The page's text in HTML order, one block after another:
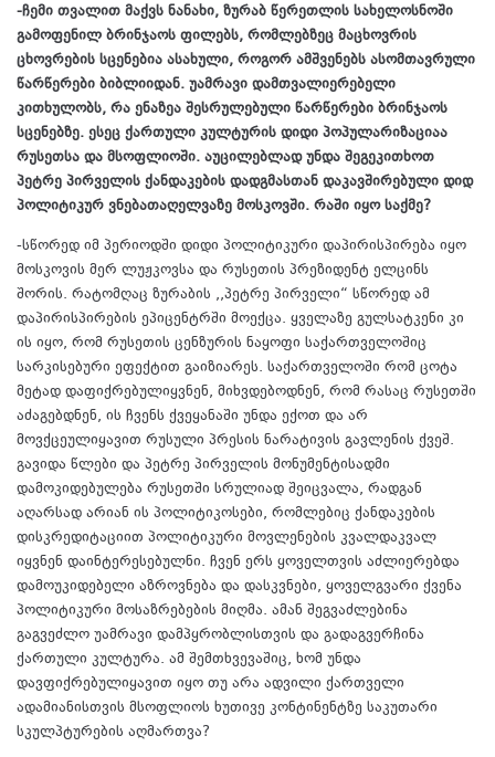
-ჩემი თვალით მაქვს ნანახი, ზურაბ წერეთლის სახელოსნოში
გამოფენილ ბრინჯაოს ფილებს, რომლებზეც მაცხოვრის
ცხოვრების სცენებია ასახული, როგორ ამშვენებს ასომთავრული
წარწერები ბიბლიიდან. უამრავი დამთვალიერებელი
კითხულობს, რა ენაზეა შესრულებული წარწერები ბრინჯაოს
სცენებზე. ესეც ქართული კულტურის დიდი პოპულარიზაციაა
რუსეთსა და მსოფლიოში. აუცილებლად უნდა შეგეკითხოთ
პეტრე პირველის ქანდაკების დადგმასთან დაკავშირებული დიდ
პოლიტიკურ ვნებათაღელვაზე მოსკოვში. რაში იყო საქმე?
-სწორედ იმ პერიოდში დიდი პოლიტიკური დაპირისპირება იყო
მოსკოვის მერ ლუჟკოვსა და რუსეთის პრეზიდენტ ელცინს
შორის. რატომღაც ზურაბის ,,პეტრე პირველი“ სწორედ ამ
დაპირისპირების ეპიცენტრში მოექცა. ყველაზე გულსატკენი კი
ის იყო, რომ რუსეთის ცენზურის ნაყოფი საქართველოშიც
სარკისებური ეფექტით გაიზიარეს. საქართველოში რომ ცოტა
მეტად დაფიქრებულიყვნენ, მიხვდებოდნენ, რომ რასაც რუსეთში
აძაგებდნენ, ის ჩვენს ქვეყანაში უნდა ექოთ და არ
მოვქცეულიყავით რუსული პრესის ნარატივის გავლენის ქვეშ.
გავიდა წლები და პეტრე პირველის მონუმენტისადმი
დამოკიდებულება რუსეთში სრულიად შეიცვალა, რადგან
აღარსად არიან ის პოლიტიკოსები, რომლებიც ქანდაკების
დისკრედიტაციით პოლიტიკური მოვლენების კვალდაკვალ
იყვნენ დაინტერესებულნი. ჩვენ ერს ყოველთვის აძლიერებდა
დამოუკიდებელი აზროვნება და დასკვნები, ყოველგვარი ქვენა
პოლიტიკური მოსაზრებების მიღმა. ამან შეგვაძლებინა
გაგვეძლო უამრავი დამპყრობლისთვის და გადაგვერჩინა
ქართული კულტურა. ამ შემთხვევაშიც, ხომ უნდა
დავფიქრებულიყავით იყო თუ არა ადვილი ქართველი
ადამიანისთვის მსოფლიოს ხუთივე კონტინენტზე საკუთარი
სკულპტურების აღმართვა?